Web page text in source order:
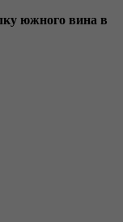
южного вина в